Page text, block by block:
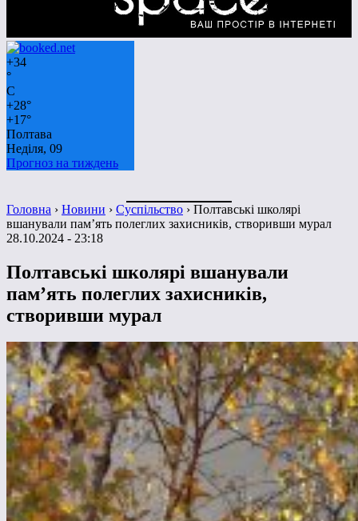
+34
°
C
+28°
+17°
Полтава
Неділя, 09
Прогноз на тиждень
Головна › Новини › Суспільство › Полтавські школярі
вшанували пам’ять полеглих захисників, створивши мурал
28.10.2024 - 23:18
Полтавські школярі вшанували
пам’ять полеглих захисників,
створивши мурал